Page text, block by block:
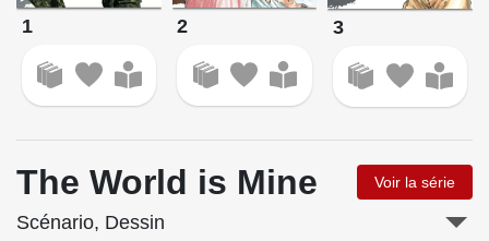
1 2 3
The World is Mine Voir la série
Scénario, Dessin